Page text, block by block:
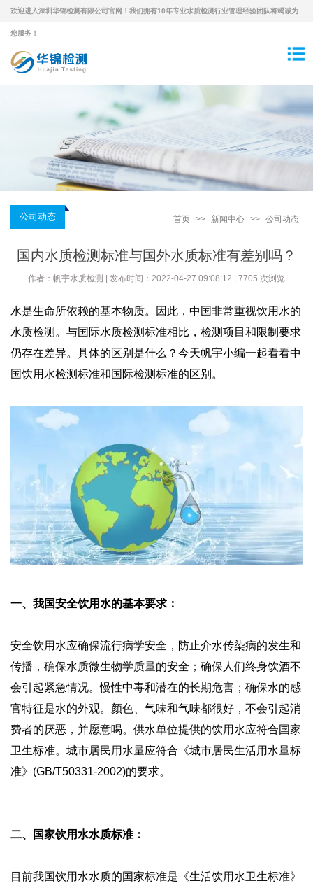
欢迎进入深圳华锦检测有限公司官网！我们拥有10年专业水质检测行业管理经验团队将竭诚为
您服务！
公司动态 首页 >> 新闻中心 >> 公司动态
国内水质检测标准与国外水质标准有差别吗？
作者：帆宇水质检测 | 发布时间：2022-04-27 09:08:12 | 7705 次浏览
水是生命所依赖的基本物质。因此，中国非常重视饮用水的
水质检测。与国际水质检测标准相比，检测项目和限制要求
仍存在差异。具体的区别是什么？今天帆宇小编一起看看中
国饮用水检测标准和国际检测标准的区别。
一、我国安全饮用水的基本要求：
安全饮用水应确保流行病学安全，防止介水传染病的发生和
传播，确保水质微生物学质量的安全；确保人们终身饮酒不
会引起紧急情况。慢性中毒和潜在的长期危害；确保水的感
官特征是水的外观。颜色、气味和气味都很好，不会引起消
费者的厌恶，并愿意喝。供水单位提供的饮用水应符合国家
卫生标准。城市居民用水量应符合《城市居民生活用水量标
准》(GB/T50331-2002)的要求。
二、国家饮用水水质标准：
目前我国饮用水水质的国家标准是《生活饮用水卫生标准》